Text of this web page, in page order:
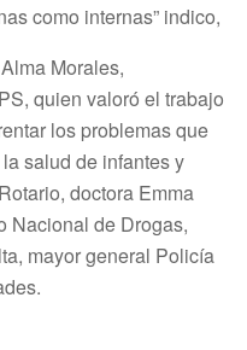
como internas” indico,
Morales,
quien valoró el trabajo
los problemas que
salud de infantes y
doctora Emma
Nacional de Drogas,
mayor general Policía